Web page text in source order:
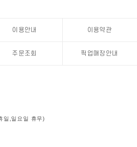
이용안내 이용약관
주문조회 픽업매장안내
일,일요일 휴무)